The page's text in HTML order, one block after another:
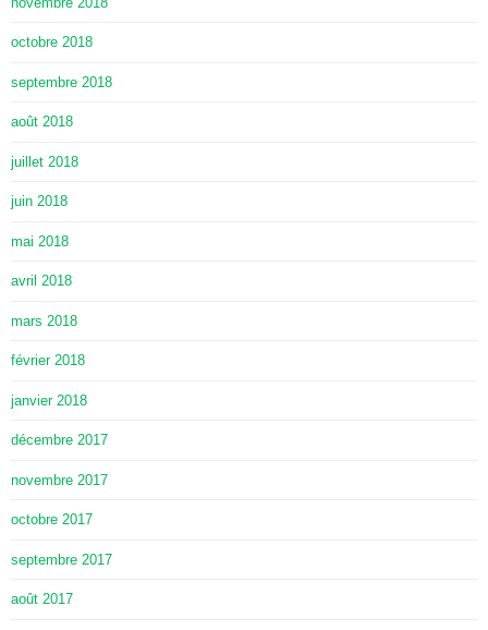
octobre 2018
septembre 2018
août 2018
juillet 2018
juin 2018
mai 2018
avril 2018
mars 2018
février 2018
janvier 2018
décembre 2017
novembre 2017
octobre 2017
septembre 2017
août 2017